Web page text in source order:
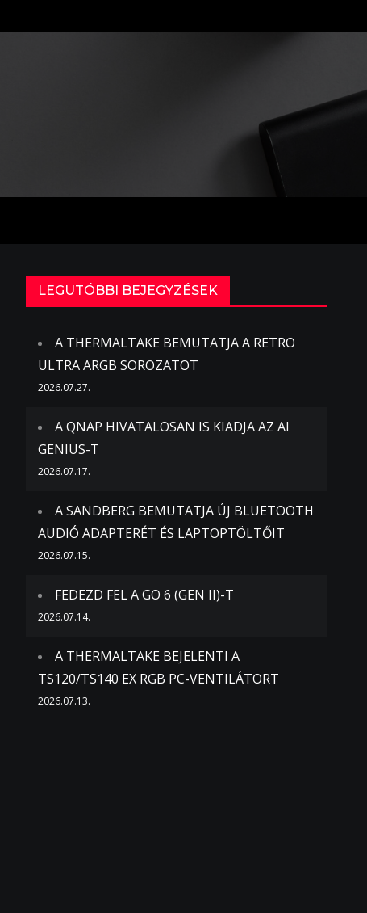
LEGUTÓBBI BEJEGYZÉSEK
A THERMALTAKE BEMUTATJA A RETRO
ULTRA ARGB SOROZATOT
2026.07.27.
A QNAP HIVATALOSAN IS KIADJA AZ AI
GENIUS-T
2026.07.17.
A SANDBERG BEMUTATJA ÚJ BLUETOOTH
AUDIÓ ADAPTERÉT ÉS LAPTOPTÖLTŐIT
2026.07.15.
FEDEZD FEL A GO 6 (GEN II)-T
2026.07.14.
A THERMALTAKE BEJELENTI A
TS120/TS140 EX RGB PC-VENTILÁTORT
2026.07.13.